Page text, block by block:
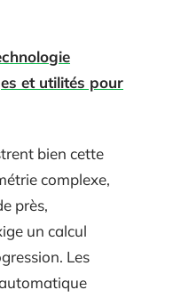
et utilités pour
bien cette
complexe,
près,
un calcul
Les